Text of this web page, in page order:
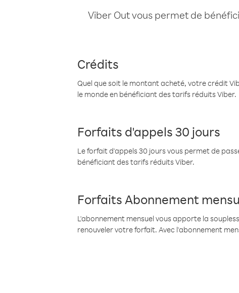
Viber Out vous permet de
Crédits
Quel que soit le montant acheté, votre crédit
le monde en bénéficiant des tarifs réduits Viber.
Forfaits d'appels 30 jours
Le forfait d'appels 30 jours vous permet de
bénéficiant des tarifs réduits Viber.
Forfaits Abonnement
L'abonnement mensuel vous apporte la
renouveler votre forfait. Avec l'abonnement